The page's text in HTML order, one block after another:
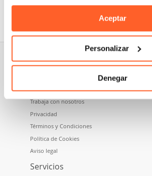
Aceptar
Personalizar
Denegar
Nidoma es una marca perteneciente a
empresa del grupo Aruba
Quiénes somos
Trabaja con nosotros
Privacidad
Términos y Condiciones
Política de Cookies
Aviso legal
Servicios